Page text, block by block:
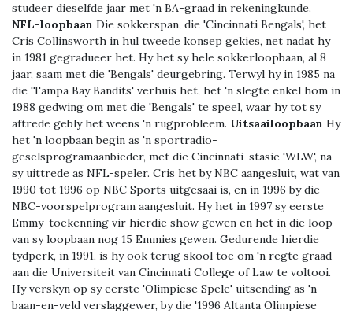
studeer dieselfde jaar met 'n BA-graad in rekeningkunde.
NFL-loopbaan Die sokkerspan, die 'Cincinnati Bengals', het
Cris Collinsworth in hul tweede konsep gekies, net nadat hy
in 1981 gegradueer het. Hy het sy hele sokkerloopbaan, al 8
jaar, saam met die 'Bengals' deurgebring. Terwyl hy in 1985 na
die 'Tampa Bay Bandits' verhuis het, het 'n slegte enkel hom in
1988 gedwing om met die 'Bengals' te speel, waar hy tot sy
aftrede gebly het weens 'n rugprobleem. Uitsaailoopbaan Hy
het 'n loopbaan begin as 'n sportradio-
geselsprogramaanbieder, met die Cincinnati-stasie 'WLW', na
sy uittrede as NFL-speler. Cris het by NBC aangesluit, wat van
1990 tot 1996 op NBC Sports uitgesaai is, en in 1996 by die
NBC-voorspelprogram aangesluit. Hy het in 1997 sy eerste
Emmy-toekenning vir hierdie show gewen en het in die loop
van sy loopbaan nog 15 Emmies gewen. Gedurende hierdie
tydperk, in 1991, is hy ook terug skool toe om 'n regte graad
aan die Universiteit van Cincinnati College of Law te voltooi.
Hy verskyn op sy eerste 'Olimpiese Spele' uitsending as 'n
baan-en-veld verslaggewer, by die '1996 Altanta Olimpiese